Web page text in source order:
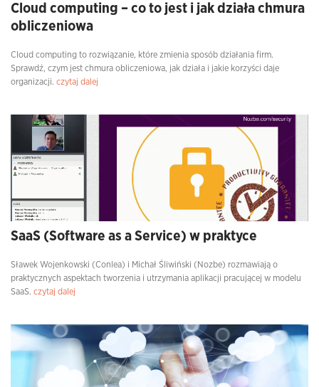
Cloud computing – co to jest i jak działa chmura
obliczeniowa
Cloud computing to rozwiązanie, które zmienia sposób działania firm.
Sprawdź, czym jest chmura obliczeniowa, jak działa i jakie korzyści daje
organizacji. czytaj dalej
SaaS (Software as a Service) w praktyce
Sławek Wojenkowski (Conlea) i Michał Śliwiński (Nozbe) rozmawiają o
praktycznych aspektach tworzenia i utrzymania aplikacji pracującej w modelu
SaaS. czytaj dalej